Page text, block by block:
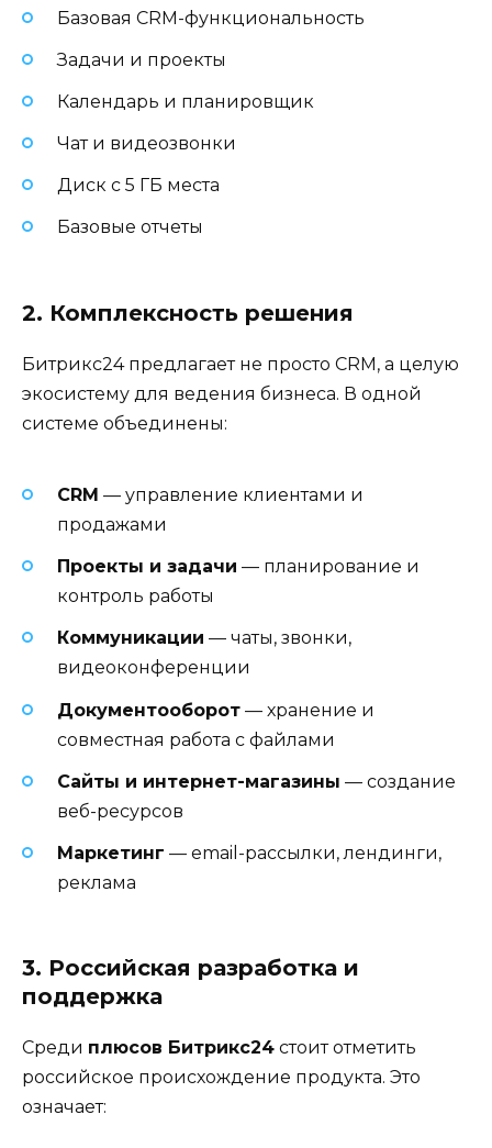
Базовая CRM-функциональность
Задачи и проекты
Календарь и планировщик
Чат и видеозвонки
Диск с 5 ГБ места
Базовые отчеты
2. Комплексность решения
Битрикс24 предлагает не просто CRM, а целую
экосистему для ведения бизнеса. В одной
системе объединены:
CRM — управление клиентами и
продажами
Проекты и задачи — планирование и
контроль работы
Коммуникации — чаты, звонки,
видеоконференции
Документооборот — хранение и
совместная работа с файлами
Сайты и интернет-магазины — создание
веб-ресурсов
Маркетинг — email-рассылки, лендинги,
реклама
3. Российская разработка и
поддержка
Среди плюсов Битрикс24 стоит отметить
российское происхождение продукта. Это
означает: